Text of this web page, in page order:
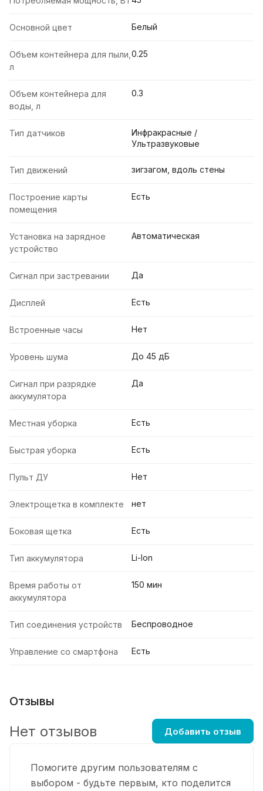
Основной цвет Белый
Объем контейнера для пыли,
л
0.25
Объем контейнера для
воды, л
0.3
Тип датчиков
Инфракрасные /
Ультразвуковые
Тип движений зигзагом, вдоль стены
Построение карты
помещения
Есть
Установка на зарядное
устройство
Автоматическая
Сигнал при застревании Да
Дисплей Есть
Встроенные часы Нет
Уровень шума До 45 дБ
Сигнал при разрядке
аккумулятора
Да
Местная уборка Есть
Быстрая уборка Есть
Пульт ДУ Нет
Электрощетка в комплекте нет
Боковая щетка Есть
Тип аккумулятора Li-Ion
Время работы от
аккумулятора
150 мин
Тип соединения устройств Беспроводное
Управление со смартфона Есть
Отзывы
Помогите другим пользователям с
выбором - будьте первым, кто поделится
Нет отзывов Добавить отзыв